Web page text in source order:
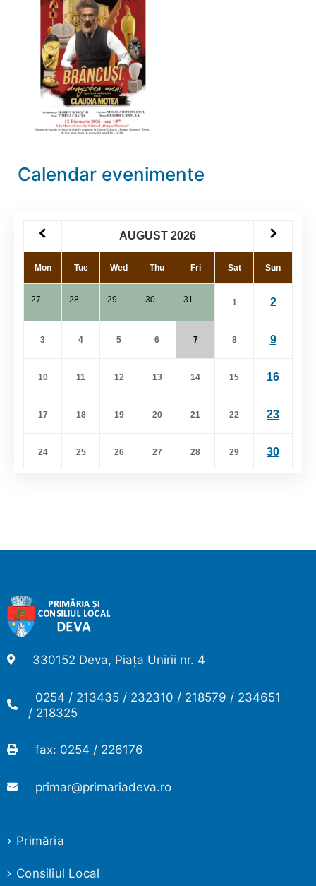
Calendar evenimente
330152 Deva, Piața Unirii nr. 4
0254 / 213435 / 232310 / 218579 / 234651
/ 218325
fax: 0254 / 226176
primar@primariadeva.ro
Primăria
Consiliul Local